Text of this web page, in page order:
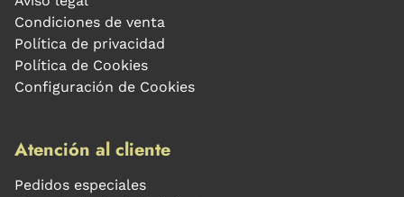
Condiciones de venta
Política de privacidad
Política de Cookies
Configuración de Cookies
Atención al cliente
Pedidos especiales